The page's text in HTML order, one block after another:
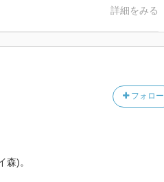
たシーンだったかな
中に存在しないとこのような認識
ラバラになっている点かな
は「強大な力」、シュプレヒコー
詳細をみる
フォロー
森)。